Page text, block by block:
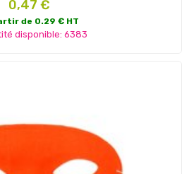
Prix
0,47 €
de 0.29 € HT
disponible: 6383